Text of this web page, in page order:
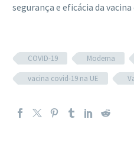
segurança e eficácia da vacina
COVID-19 Moderna
vacina covid-19 na UE